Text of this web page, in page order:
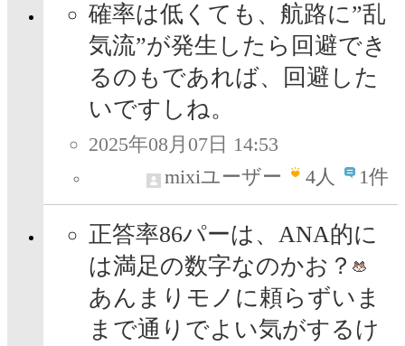
確率は低くても、航路に”乱
気流”が発生したら回避でき
るのもであれば、回避した
いですしね。
2025年08月07日 14:53
mixiユーザー
4人 1件
正答率86パーは、ANA的に
は満足の数字なのかお？
あんまりモノに頼らずいま
まで通りでよい気がするけ